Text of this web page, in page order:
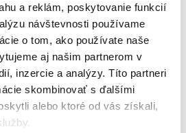
a reklám, poskytovanie funkcií
návštevnosti používame
o tom, ako používate naše
aj našim partnerom v
inzercie a analýzy. Títo partneri
skombinovať s ďalšími
alebo ktoré od vás získali,
granula krmiva ROYAL CANIN®
veľmi malej čeľusti čivavy
uchopuje a žuje. Tvar, veľkosť, štruktúra
prispievajú k celkovej vysokej chutnosti
tie najvyberavejšie čivavy!